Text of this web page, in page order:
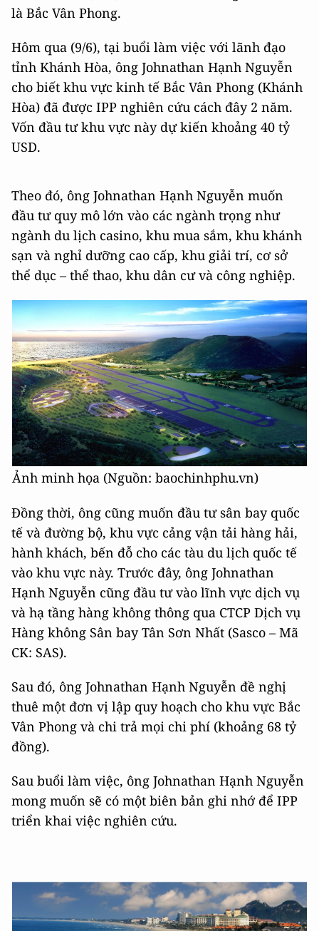
là Bắc Vân Phong.
Hôm qua (9/6), tại buổi làm việc với lãnh đạo
tỉnh Khánh Hòa, ông Johnathan Hạnh Nguyễn
cho biết khu vực kinh tế Bắc Vân Phong (Khánh
Hòa) đã được IPP nghiên cứu cách đây 2 năm.
Vốn đầu tư khu vực này dự kiến khoảng 40 tỷ
USD.
Theo đó, ông Johnathan Hạnh Nguyễn muốn
đầu tư quy mô lớn vào các ngành trọng như
ngành du lịch casino, khu mua sắm, khu khánh
sạn và nghỉ dưỡng cao cấp, khu giải trí, cơ sở
thể dục – thể thao, khu dân cư và công nghiệp.
Ảnh minh họa (Nguồn: baochinhphu.vn)
Đồng thời, ông cũng muốn đầu tư sân bay quốc
tế và đường bộ, khu vực cảng vận tải hàng hải,
hành khách, bến đỗ cho các tàu du lịch quốc tế
vào khu vực này. Trước đây, ông Johnathan
Hạnh Nguyễn cũng đầu tư vào lĩnh vực dịch vụ
và hạ tầng hàng không thông qua CTCP Dịch vụ
Hàng không Sân bay Tân Sơn Nhất (Sasco – Mã
CK: SAS).
Sau đó, ông Johnathan Hạnh Nguyễn đề nghị
thuê một đơn vị lập quy hoạch cho khu vực Bắc
Vân Phong và chi trả mọi chi phí (khoảng 68 tỷ
đồng).
Sau buổi làm việc, ông Johnathan Hạnh Nguyễn
mong muốn sẽ có một biên bản ghi nhớ để IPP
triển khai việc nghiên cứu.